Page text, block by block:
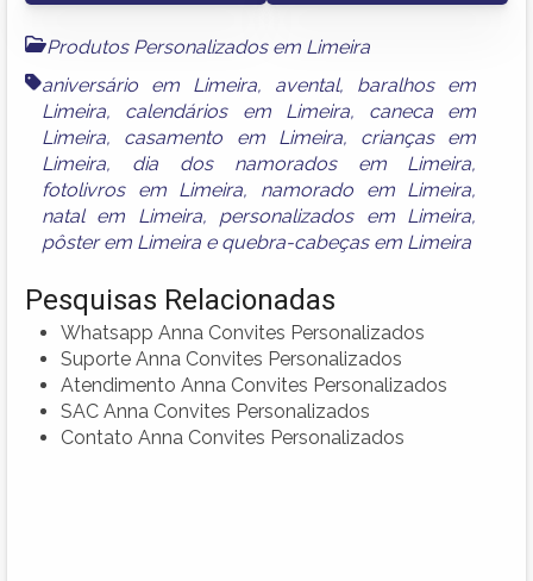
Produtos Personalizados em Limeira
aniversário em Limeira, avental, baralhos em
Limeira, calendários em Limeira, caneca em
Limeira, casamento em Limeira, crianças em
Limeira, dia dos namorados em Limeira,
fotolivros em Limeira, namorado em Limeira,
natal em Limeira, personalizados em Limeira,
pôster em Limeira e quebra-cabeças em Limeira
Pesquisas Relacionadas
Whatsapp Anna Convites Personalizados
Suporte Anna Convites Personalizados
Atendimento Anna Convites Personalizados
SAC Anna Convites Personalizados
Contato Anna Convites Personalizados